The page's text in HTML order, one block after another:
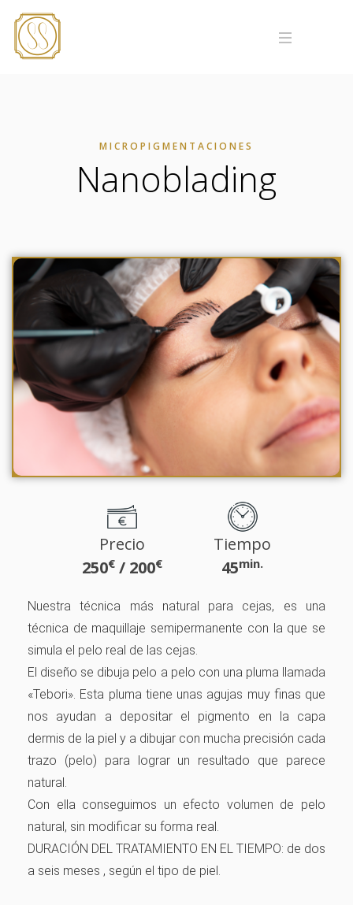
MICROPIGMENTACIONES
Nanoblading
Precio
250€/ 200€
Tiempo
45min.
Nuestra técnica más natural para cejas, es una
técnica de maquillaje semipermanente con la que se
simula el pelo real de las cejas.
El diseño se dibuja pelo a pelo con una pluma llamada
«Tebori». Esta pluma tiene unas agujas muy finas que
nos ayudan a depositar el pigmento en la capa
dermis de la piel y a dibujar con mucha precisión cada
trazo (pelo) para lograr un resultado que parece
natural.
Con ella conseguimos un efecto volumen de pelo
natural, sin modificar su forma real.
DURACIÓN DEL TRATAMIENTO EN EL TIEMPO: de dos
a seis meses , según el tipo de piel.